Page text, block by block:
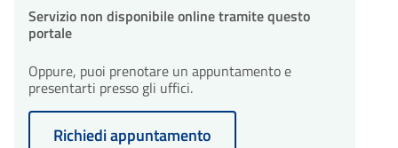
Servizio non disponibile online tramite questo
portale
Oppure, puoi prenotare un appuntamento e
presentarti presso gli uffici.
Richiedi appuntamento